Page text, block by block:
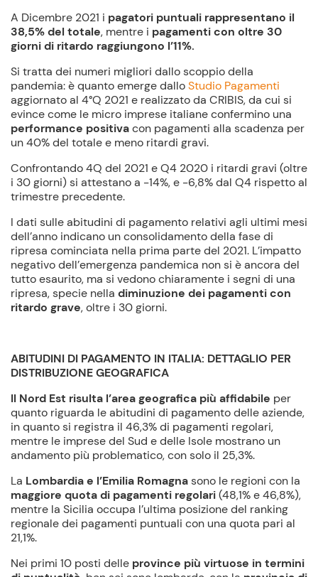
A Dicembre 2021 i pagatori puntuali rappresentano il
38,5% del totale, mentre i pagamenti con oltre 30
giorni di ritardo raggiungono l’11%.
Si tratta dei numeri migliori dallo scoppio della
pandemia: è quanto emerge dalloStudio Pagamenti
aggiornato al 4°Q 2021 e realizzato da CRIBIS, da cui si
evince come le micro imprese italiane confermino una
performance positivacon pagamenti alla scadenza per
un 40% del totale e meno ritardi gravi.
Confrontando 4Q del 2021 e Q4 2020 i ritardi gravi (oltre
i 30 giorni) si attestano a -14%, e -6,8% dal Q4 rispetto al
trimestre precedente.
I dati sulle abitudini di pagamento relativi agli ultimi mesi
dell’anno indicano un consolidamento della fase di
ripresa cominciata nella prima parte del 2021. L’impatto
negativo dell’emergenza pandemica non si è ancora del
tutto esaurito, ma si vedono chiaramente i segni di una
ripresa, specie nella diminuzione dei pagamenti con
ritardo grave, oltre i 30 giorni.
ABITUDINI DI PAGAMENTO IN ITALIA: DETTAGLIO PER
DISTRIBUZIONE GEOGRAFICA
Il Nord Est risulta l’area geografica più affidabile per
quanto riguarda le abitudini di pagamento delle aziende,
in quanto si registra il 46,3% di pagamenti regolari,
mentre le imprese del Sud e delle Isole mostrano un
andamento più problematico, con solo il 25,3%.
La Lombardia e l’Emilia Romagnasono le regioni con la
maggiore quota di pagamenti regolari(48,1% e 46,8%),
mentre la Sicilia occupa l’ultima posizione del ranking
regionale dei pagamenti puntuali con una quota pari al
21,1%.
Nei primi 10 posti delle province più virtuose in termini